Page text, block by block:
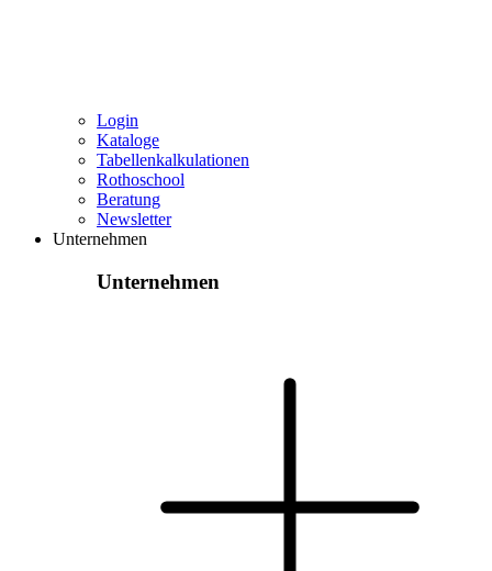
Login
Kataloge
Tabellenkalkulationen
Rothoschool
Beratung
Newsletter
Unternehmen
Unternehmen